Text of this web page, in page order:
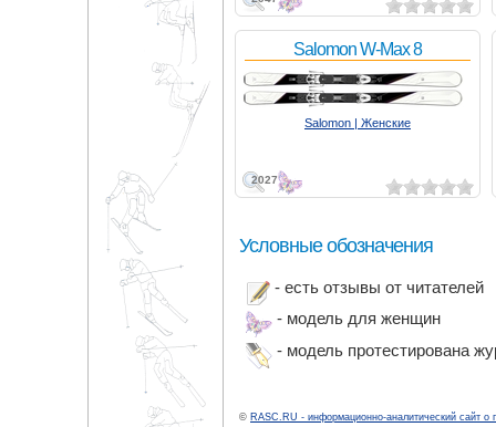
2027
Salomon W-Max 8
Salomon | Женские
Условные обозначения
- есть отзывы от читателей
- модель для женщин
- модель протестирована
© RASC.RU - информационно-аналитический сайт о